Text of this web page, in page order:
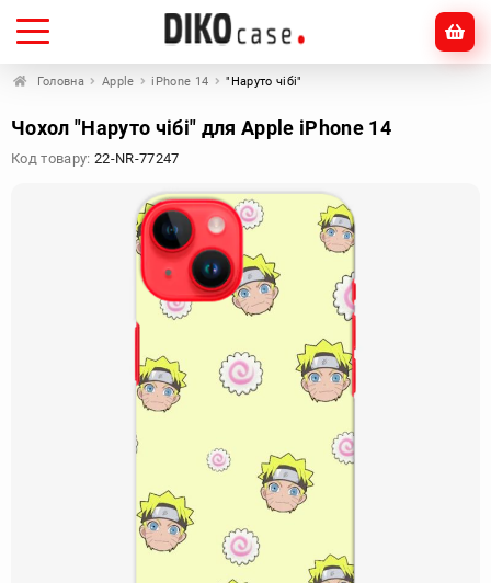
Головна Apple iPhone 14 "Наруто чібі"
Чохол "Наруто чібі" для Apple iPhone 14
Код товару: 22-NR-77247